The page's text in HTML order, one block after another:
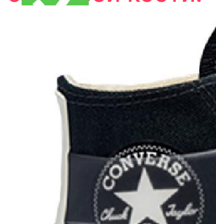
Тройная
оригинальности
Товар сертифицирован и
Проверяем на оригинальность
по 16 параметрам.
Если придёт подделка —
в трёхкратном размере.
Как мы провеяем товары